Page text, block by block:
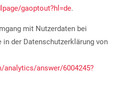
gaoptout?hl=de.
mit Nutzerdaten bei
der Datenschutzerklärung von
answer/6004245?